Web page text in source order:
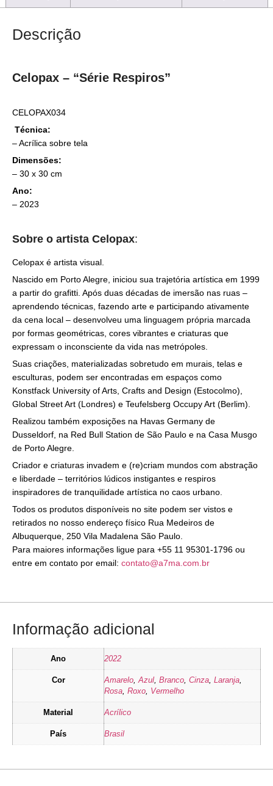
Descrição
Celopax – “Série Respiros”
CELOPAX034
Técnica:
–Acrílica sobre tela
Dimensões:
– 30 x 30 cm
Ano:
– 2023
Sobre o artista Celopax:
Celopax é artista visual.
Nascido em Porto Alegre, iniciou sua trajetória artística em 1999
a partir do grafitti. Após duas décadas de imersão nas ruas –
aprendendo técnicas, fazendo arte e participando ativamente
da cena local – desenvolveu uma linguagem própria marcada
por formas geométricas, cores vibrantes e criaturas que
expressam o inconsciente da vida nas metrópoles.
Suas criações, materializadas sobretudo em murais, telas e
esculturas, podem ser encontradas em espaços como
Konstfack University of Arts, Crafts and Design (Estocolmo),
Global Street Art (Londres) e Teufelsberg Occupy Art (Berlim).
Realizou também exposições na Havas Germany de
Dusseldorf, na Red Bull Station de São Paulo e na Casa Musgo
de Porto Alegre.
Criador e criaturas invadem e (re)criam mundos com abstração
e liberdade – territórios lúdicos instigantes e respiros
inspiradores de tranquilidade artística no caos urbano.
Todos os produtos disponíveis no site podem ser vistos e
retirados no nosso endereço físico Rua Medeiros de
Albuquerque, 250 Vila Madalena São Paulo.
Para maiores informações ligue para +55 11 95301-1796 ou
entre em contato por email: contato@a7ma.com.br
Informação adicional
Ano 2022
Cor Amarelo Azul Branco Cinza Laranja
Rosa Roxo Vermelho
Material Acrílico
País Brasil